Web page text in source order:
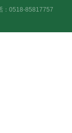
：0518-85817757